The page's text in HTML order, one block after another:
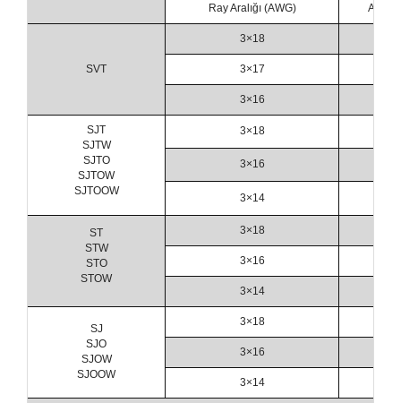
Ray Aralığı (AWG)
SVT
3×18
3×17
3×16
SJT
SJTW
SJTO
SJTOW
SJTOOW
3×18
3×16
3×14
ST
STW
STO
STOW
3×18
3×16
3×14
SJ
SJO
SJOW
SJOOW
3×18
3×16
3×14